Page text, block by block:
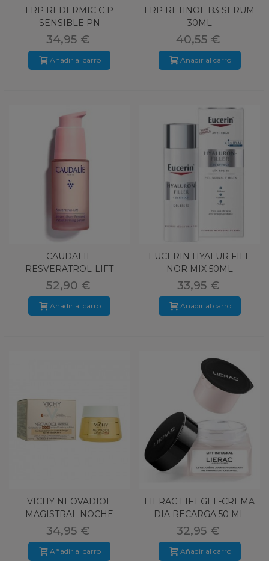
LRP REDERMIC C P
SENSIBLE PN
34,95 €
Añadir al carro
LRP RETINOL B3 SERUM
30ML
40,55 €
Añadir al carro
CAUDALIE
RESVERATROL-LIFT
SERUM LIFTING
FIRMEZA
52,90 €
Añadir al carro
EUCERIN HYALUR FILL
NOR MIX 50ML
33,95 €
Añadir al carro
VICHY NEOVADIOL
MAGISTRAL NOCHE
50ML
34,95 €
Añadir al carro
LIERAC LIFT GEL-CREMA
DIA RECARGA 50 ML
32,95 €
Añadir al carro